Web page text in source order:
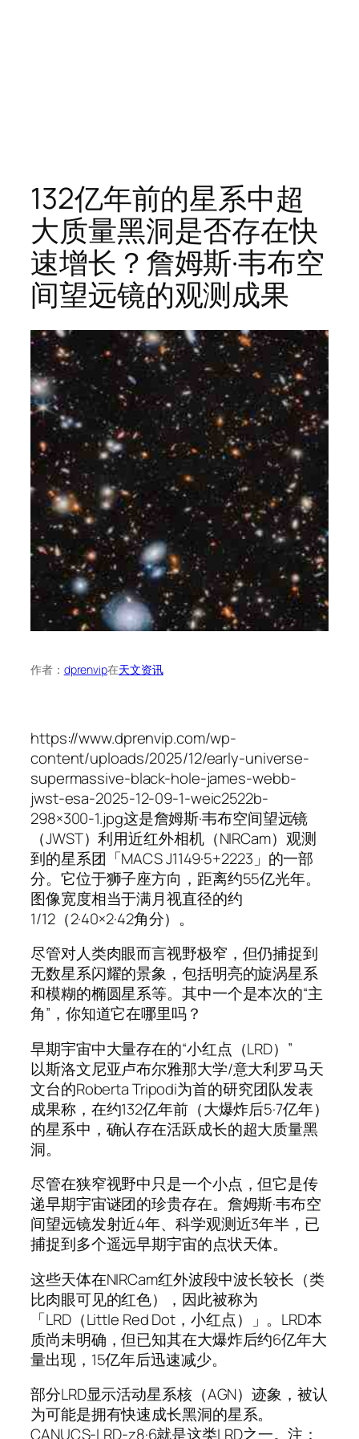
132亿年前的星系中超
大质量黑洞是否存在快
速增长？詹姆斯·韦布空
间望远镜的观测成果
作者： dprenvip在天文资讯
https://www.dprenvip.com/wp-
content/uploads/2025/12/early-universe-
supermassive-black-hole-james-webb-
jwst-esa-2025-12-09-1-weic2522b-
298×300-1.jpg这是詹姆斯·韦布空间望远镜
（JWST）利用近红外相机（NIRCam）观测
到的星系团「MACS J1149·5+2223」的一部
分。它位于狮子座方向，距离约55亿光年。
图像宽度相当于满月视直径的约
1/12（2·40×2·42角分）。
尽管对人类肉眼而言视野极窄，但仍捕捉到
无数星系闪耀的景象，包括明亮的旋涡星系
和模糊的椭圆星系等。其中一个是本次的“主
角”，你知道它在哪里吗？
早期宇宙中大量存在的“小红点（LRD）”
以斯洛文尼亚卢布尔雅那大学/意大利罗马天
文台的Roberta Tripodi为首的研究团队发表
成果称，在约132亿年前（大爆炸后5·7亿年）
的星系中，确认存在活跃成长的超大质量黑
洞。
尽管在狭窄视野中只是一个小点，但它是传
递早期宇宙谜团的珍贵存在。詹姆斯·韦布空
间望远镜发射近4年、科学观测近3年半，已
捕捉到多个遥远早期宇宙的点状天体。
这些天体在NIRCam红外波段中波长较长（类
比肉眼可见的红色），因此被称为
「LRD（Little Red Dot，小红点）」。LRD本
质尚未明确，但已知其在大爆炸后约6亿年大
量出现，15亿年后迅速减少。
部分LRD显示活动星系核（AGN）迹象，被认
为可能是拥有快速成长黑洞的星系。
CANUCS-LRD-z8·6就是这类LRD之一。注：